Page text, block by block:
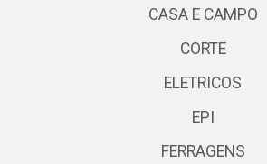
CASA E CAMPO
CORTE
ELETRICOS
EPI
FERRAGENS